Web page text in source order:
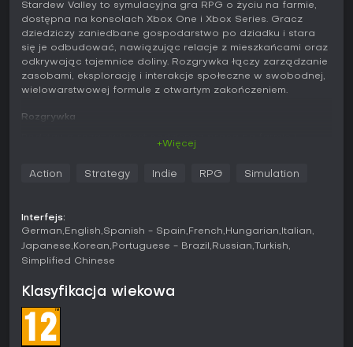
Stardew Valley to symulacyjna gra RPG o życiu na farmie,
dostępna na konsolach Xbox One i Xbox Series. Gracz
dziedziczy zaniedbane gospodarstwo po dziadku i stara
się je odbudować, nawiązując relacje z mieszkańcami oraz
odkrywając tajemnice doliny. Rozgrywka łączy zarządzanie
zasobami, eksplorację i interakcje społeczne w swobodnej,
wielowarstwowej formule z otwartym zakończeniem.
Rozgrywka
terenu, sadzenie sezonowych upraw i opieka nad
Zarządzanie energią decyduje o tym, ile można zdziałać w
ciągu dnia, zachęcając do efektywnego planowania z
uwzględnieniem pogody i pór roku.
rud i kamieni szlachetnych. Miejsca do wędkowania dają
dodatkowe zasoby i okazję do relaksu, wspomagane przez
wytwarzany sprzęt, taki jak wędki i przynęty. Relacje buduje
się poprzez prezenty, rozmowy i udział w sezonowych
+Więcej
Action Strategy Indie RPG Simulation
Interfejs:
German English Spanish - Spain French Hungarian Italian
Japanese Korean Portuguese - Brazil Russian
Turkish
Simplified Chinese
Klasyfikacja wiekowa